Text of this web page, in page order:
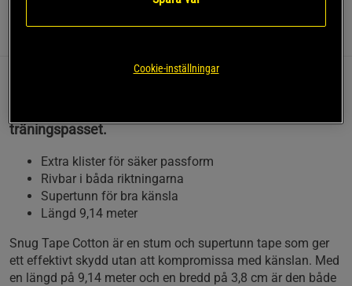
träningspasset.
Extra klister för säker passform
Rivbar i båda riktningarna
Supertunn för bra känsla
Längd 9,14 meter
Snug Tape Cotton är en stum och supertunn tape som ger
ett effektivt skydd utan att kompromissa med känslan. Med
en längd på 9,14 meter och en bredd på 3,8 cm är den både
Cookie-inställningar